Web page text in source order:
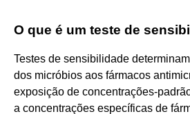
O que é um teste de
Testes de sensibilidade
dos micróbios aos fármacos
exposição de concentrações-
a concentrações específicas de